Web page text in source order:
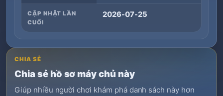
CẬP NHẬT LẦN
CUỐI
2026-07-25
CHIA SẺ
Chia sẻ hồ sơ máy chủ này
Giúp nhiều người chơi khám phá danh sách này hơn